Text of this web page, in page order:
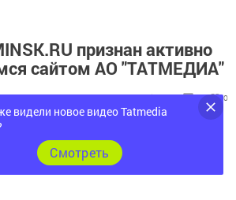
признан активно
сайтом АО "ТАТМЕДИА"
- 07:16 972 0 0
видели новое видео Tatmedia
Cмотреть